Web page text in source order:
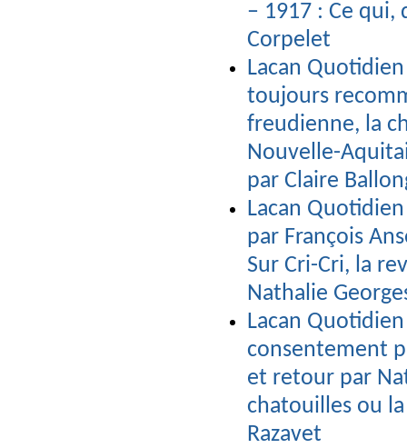
– 1917 : Ce
Corpelet
Lacan
toujours
freudienne, la
Nouvelle-
par Claire
Lacan
par François
Sur Cri-Cri, la
Nathalie
Lacan Quotidien
consentement
et retour par
chatouilles ou
Razavet